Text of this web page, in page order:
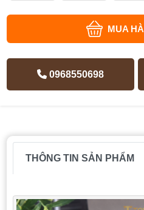
MUA
0968550698
THÔNG TIN SẢN PHẨM